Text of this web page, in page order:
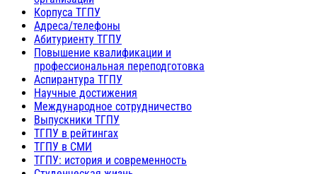
Корпуса ТГПУ
Адреса/телефоны
Абитуриенту ТГПУ
Повышение квалификации и
профессиональная переподготовка
Аспирантура ТГПУ
Научные достижения
Международное сотрудничество
Выпускники ТГПУ
ТГПУ в рейтингах
ТГПУ в СМИ
ТГПУ: история и современность